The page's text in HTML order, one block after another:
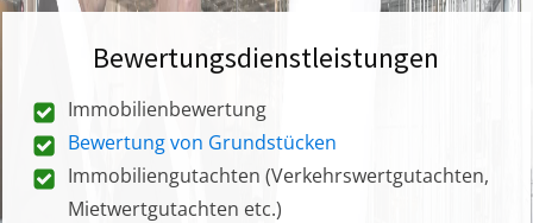
Bewertungsdienstleistungen
Immobilienbewertung
Bewertung von Grundstücken
Immobiliengutachten (Verkehrswertgutachten,
Mietwertgutachten etc.)